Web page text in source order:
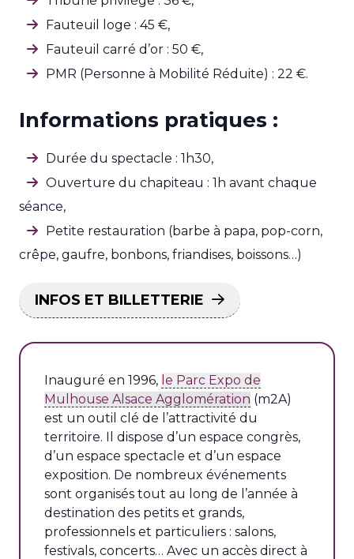
Fauteuil loge : 45 €,
Fauteuil carré d’or : 50 €,
PMR (Personne à Mobilité Réduite) : 22 €.
Informations pratiques :
Durée du spectacle : 1h30,
Ouverture du chapiteau : 1h avant chaque
séance,
Petite restauration (barbe à papa, pop-corn,
crêpe, gaufre, bonbons, friandises, boissons…)
INFOS ET BILLETTERIE
Inauguré en 1996, le Parc Expo de
Mulhouse Alsace Agglomération (m2A)
est un outil clé de l’attractivité du
territoire. Il dispose d’un espace congrès,
d’un espace spectacle et d’un espace
exposition. De nombreux événements
sont organisés tout au long de l’année à
destination des petits et grands,
professionnels et particuliers : salons,
festivals, concerts… Avec un accès direct à